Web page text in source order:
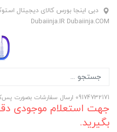
دبی اینجا بورس کالای دیجیتال
Dubaiinja.IR Dubaiinja.COM
09174732171 ارسال سفارشات بصورت پس‌کرایه تیپاکس
جهت استعلام موجودی
بگیرید.